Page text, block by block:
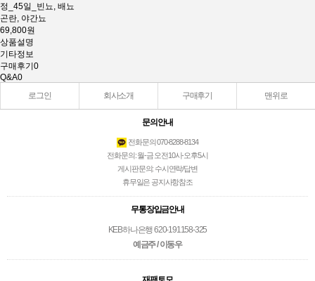
정_45일_빈뇨, 배뇨
곤란, 야간뇨
69,800원
상품설명
기타정보
구매후기 0
Q&A0
로그인
회사소개 구매후기 맨위로
문의안내
전화문의 070-8288-8134
전화문의: 월-금 오전10시-오후5시
게시판문의: 수시연락/답변
휴무일은 공지사항참조
무통장입금안내
KEB하나은행 620-191158-325
예금주 / 이동우